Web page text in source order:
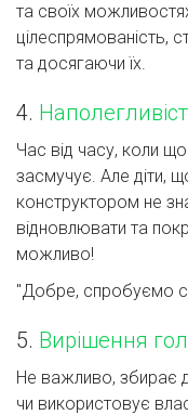
та своїх
цілеспрямованість,
та досягаючи їх.
4.
Час від часу, коли
засмучує. Але діти,
конструктором не
відновлювати та
можливо!
"Добре, спробуємо
5. Вирішення
Не важливо, збирає
чи використовує